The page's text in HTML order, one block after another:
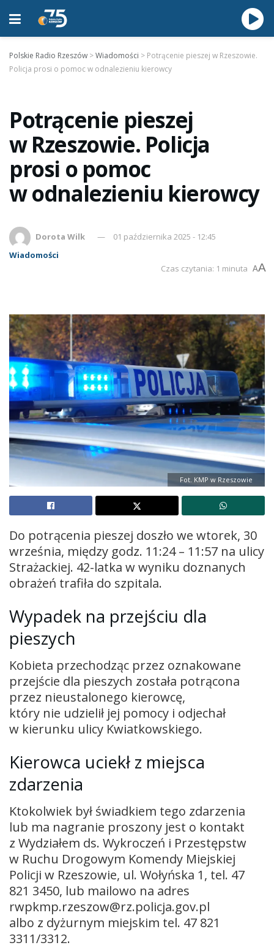
Polskie Radio Rzeszów >Wiadomości > Potrącenie pieszej w Rzeszowie.
Policja prosi o pomoc w odnalezieniu kierowcy
Potrącenie pieszej
w Rzeszowie. Policja
prosi o pomoc
w odnalezieniu kierowcy
Dorota Wilk
01 października 2025 - 12:45
Wiadomości
Czas czytania: 1 minuta AA
Fot. KMP w Rzeszowie
Do potrącenia pieszej doszło we wtorek, 30
września, między godz. 11:24 – 11:57 na ulicy
Strażackiej. 42-latka w wyniku doznanych
obrażeń trafiła do szpitala.
Wypadek na przejściu dla
pieszych
Kobieta przechodząc przez oznakowane
przejście dla pieszych została potrącona
przez nieustalonego kierowcę,
który nie udzielił jej pomocy i odjechał
w kierunku ulicy Kwiatkowskiego.
Kierowca uciekł z miejsca
zdarzenia
Ktokolwiek był świadkiem tego zdarzenia
lub ma nagranie proszony jest o kontakt
z Wydziałem ds. Wykroczeń i Przestępstw
w Ruchu Drogowym Komendy Miejskiej
Policji w Rzeszowie, ul. Wołyńska 1, tel. 47
821 3450, lub mailowo na adres
rwpkmp.rzeszow@rz.policja.gov.pl
albo z dyżurnym miejskim tel. 47 821
3311/3312.